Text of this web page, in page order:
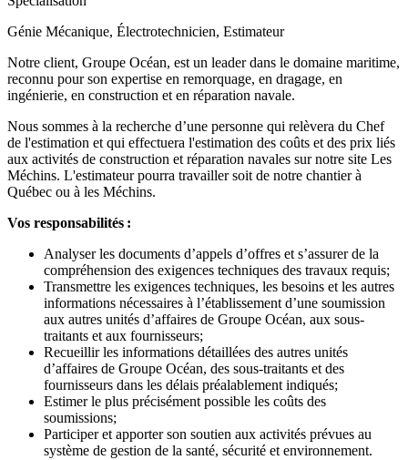
Génie Mécanique, Électrotechnicien, Estimateur
Notre client, Groupe Océan, est un leader dans le domaine maritime,
reconnu pour son expertise en remorquage, en dragage, en
ingénierie, en construction et en réparation navale.
Nous sommes à la recherche d’une personne qui relèvera du Chef
de l'estimation et qui effectuera l'estimation des coûts et des prix liés
aux activités de construction et réparation navales sur notre site Les
Méchins. L'estimateur pourra travailler soit de notre chantier à
Québec ou à les Méchins.
Vos responsabilités :
Analyser les documents d’appels d’offres et s’assurer de la
compréhension des exigences techniques des travaux requis;
Transmettre les exigences techniques, les besoins et les autres
informations nécessaires à l’établissement d’une soumission
aux autres unités d’affaires de Groupe Océan, aux sous-
traitants et aux fournisseurs;
Recueillir les informations détaillées des autres unités
d’affaires de Groupe Océan, des sous-traitants et des
fournisseurs dans les délais préalablement indiqués;
Estimer le plus précisément possible les coûts des
soumissions;
Participer et apporter son soutien aux activités prévues au
système de gestion de la santé, sécurité et environnement.